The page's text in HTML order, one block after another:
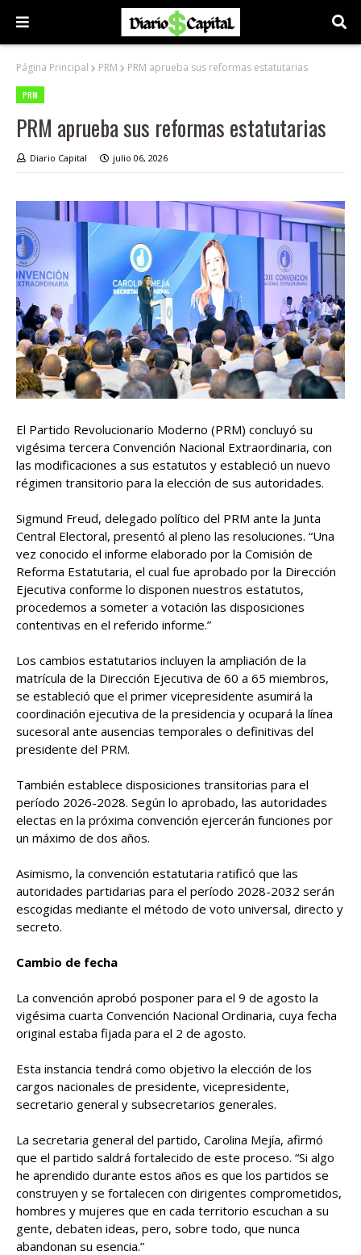
Página Principal PRM PRM aprueba sus reformas estatutarias
PRM
PRM aprueba sus reformas estatutarias
Diario Capital julio 06, 2026
El Partido Revolucionario Moderno (PRM) concluyó su
vigésima tercera Convención Nacional Extraordinaria, con
las modificaciones a sus estatutos y estableció un nuevo
régimen transitorio para la elección de sus autoridades.
Sigmund Freud, delegado político del PRM ante la Junta
Central Electoral, presentó al pleno las resoluciones. “Una
vez conocido el informe elaborado por la Comisión de
Reforma Estatutaria, el cual fue aprobado por la Dirección
Ejecutiva conforme lo disponen nuestros estatutos,
procedemos a someter a votación las disposiciones
contentivas en el referido informe.”
Los cambios estatutarios incluyen la ampliación de la
matrícula de la Dirección Ejecutiva de 60 a 65 miembros,
se estableció que el primer vicepresidente asumirá la
coordinación ejecutiva de la presidencia y ocupará la línea
sucesoral ante ausencias temporales o definitivas del
presidente del PRM.
También establece disposiciones transitorias para el
período 2026-2028. Según lo aprobado, las autoridades
electas en la próxima convención ejercerán funciones por
un máximo de dos años.
Asimismo, la convención estatutaria ratificó que las
autoridades partidarias para el período 2028-2032 serán
escogidas mediante el método de voto universal, directo y
secreto.
Cambio de fecha
La convención aprobó posponer para el 9 de agosto la
vigésima cuarta Convención Nacional Ordinaria, cuya fecha
original estaba fijada para el 2 de agosto.
Esta instancia tendrá como objetivo la elección de los
cargos nacionales de presidente, vicepresidente,
secretario general y subsecretarios generales.
La secretaria general del partido, Carolina Mejía, afirmó
que el partido saldrá fortalecido de este proceso. “Si algo
he aprendido durante estos años es que los partidos se
construyen y se fortalecen con dirigentes comprometidos,
hombres y mujeres que en cada territorio escuchan a su
gente, debaten ideas, pero, sobre todo, que nunca
abandonan su esencia.”